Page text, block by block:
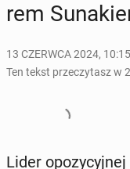
rem
13 CZERWCA 2024, 10:15
Ten tekst przeczytasz w
Lider